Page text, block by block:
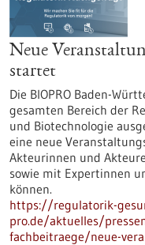
Neue
startet
Die BIOPRO Baden-
gesamten Bereich der
und Biotechnologie
eine neue
Akteurinnen und
sowie mit Expertinnen
können.
https://regulatorik-
pro.de/aktuelles/
fachbeitraege/neue-